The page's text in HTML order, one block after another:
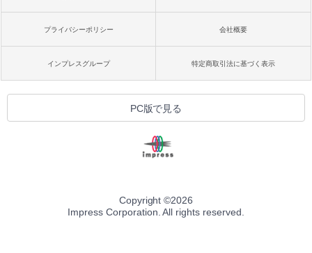
プライバシーポリシー 会社概要
インプレスグループ 特定商取引法に基づく表示
PC版で見る
Copyright ©2026
Impress Corporation. All rights reserved.